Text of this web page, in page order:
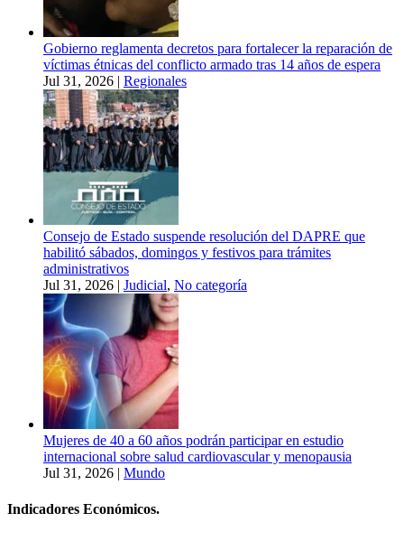
Gobierno reglamenta decretos para fortalecer la reparación de
víctimas étnicas del conflicto armado tras 14 años de espera
Jul 31, 2026 | Regionales
Consejo de Estado suspende resolución del DAPRE que
habilitó sábados, domingos y festivos para trámites
administrativos
Jul 31, 2026 | Judicial, No categoría
Mujeres de 40 a 60 años podrán participar en estudio
internacional sobre salud cardiovascular y menopausia
Jul 31, 2026 | Mundo
Indicadores Económicos.